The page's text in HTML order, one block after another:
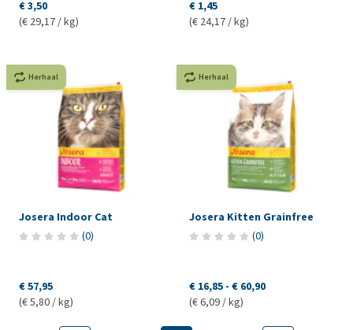
€ 3,50
(€ 29,17 / kg)
€ 1,45
(€ 24,17 / kg)
Herhaal
Josera Indoor Cat
(0)
€ 57,95
(€ 5,80 / kg)
Herhaal
Josera Kitten Grainfree
(0)
€ 16,85 - € 60,90
(€ 6,09 / kg)